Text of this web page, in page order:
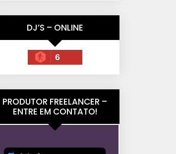
DJ’S – ONLINE
6
PRODUTOR FREELANCER –
ENTRE EM CONTATO!